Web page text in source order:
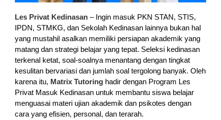
Les Privat Kedinasan– Ingin masuk PKN STAN, STIS,
IPDN, STMKG, dan Sekolah Kedinasan lainnya bukan hal
yang mustahil asalkan memiliki persiapan akademik yang
matang dan strategi belajar yang tepat. Seleksi kedinasan
terkenal ketat, soal-soalnya menantang dengan tingkat
kesulitan bervariasi dan jumlah soal tergolong banyak. Oleh
karena itu, Matrix Tutoringhadir dengan Program Les
Privat Masuk Kedinasan untuk membantu siswa belajar
menguasai materi ujian akademik dan psikotes dengan
cara yang efisien, personal, dan terarah.